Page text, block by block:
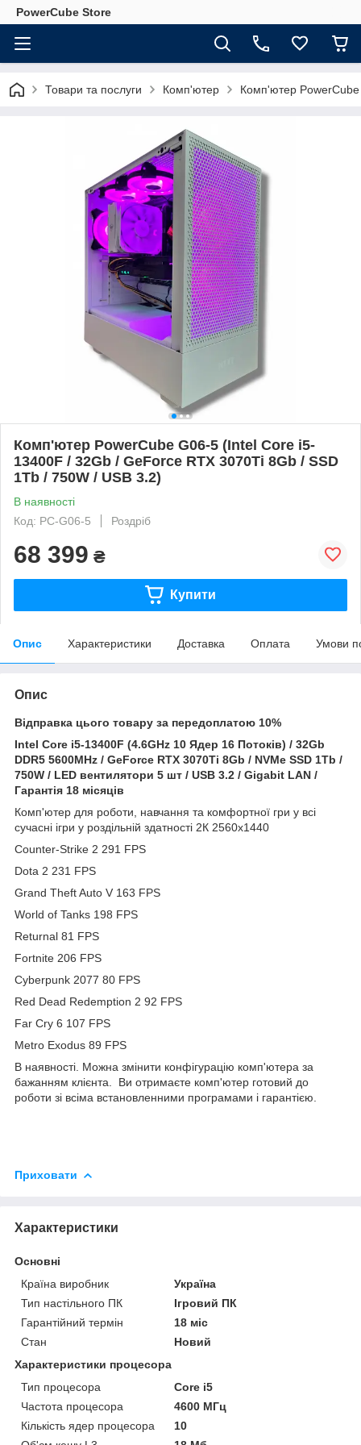
PowerCube Store
Товари та послуги Комп'ютер Комп'ютер
Комп'ютер PowerCube G06-5 (Intel Core i5-
13400F / 32Gb / GeForce RTX 3070Ti 8Gb / SSD
1Tb / 750W / USB 3.2)
В наявності
Код: PC-G06-5
Роздріб
68 399 ₴
Купити
Опис Характеристики Доставка Оплата Умови
Опис
Відправка цього товару за передоплатою 10%
Intel Core i5-13400F (4.6GHz 10 Ядер 16 Потоків) / 32Gb
DDR5 5600MHz / GeForce RTX 3070Ti 8Gb / NVMe SSD 1Tb /
750W / LED вентилятори 5 шт / USB 3.2 / Gigabit LAN /
Гарантія 18 місяців
Комп'ютер для роботи, навчання та комфортної гри у всі
сучасні ігри у роздільній здатності 2К 2560x1440
Counter-Strike 2 291 FPS
Dota 2 231 FPS
Grand Theft Auto V 163 FPS
World of Tanks 198 FPS
Returnal 81 FPS
Fortnite 206 FPS
Cyberpunk 2077 80 FPS
Red Dead Redemption 2 92 FPS
Far Cry 6 107 FPS
Metro Exodus 89 FPS
В наявності. Можна змінити конфігурацію комп'ютера за
бажанням клієнта. Ви отримаєте комп'ютер готовий до
роботи зі всіма встановленними програмами і гарантією.
Приховати
Характеристики
Основні
Країна виробник
Україна
Тип настільного ПК
Ігровий ПК
Гарантійний термін
18 міс
Стан
Новий
Характеристики процесора
Тип процесора
Core i5
Частота процесора
4600 МГц
Кількість ядер процесора
10